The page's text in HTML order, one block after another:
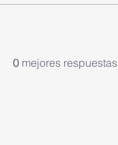
0 mejores respuestas